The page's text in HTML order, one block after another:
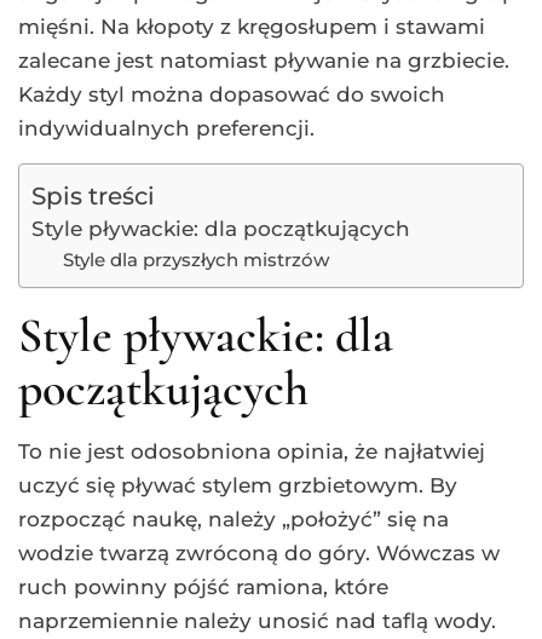
mięśni. Na kłopoty z kręgosłupem i stawami
zalecane jest natomiast pływanie na grzbiecie.
Każdy styl można dopasować do swoich
indywidualnych preferencji.
Spis treści
Style pływackie: dla początkujących
Style dla przyszłych mistrzów
Style pływackie: dla
początkujących
To nie jest odosobniona opinia, że najłatwiej
uczyć się pływać stylem grzbietowym. By
rozpocząć naukę, należy „położyć” się na
wodzie twarzą zwróconą do góry. Wówczas w
ruch powinny pójść ramiona, które
naprzemiennie należy unosić nad taflą wody.